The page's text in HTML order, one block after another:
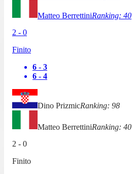
Matteo BerrettiniRanking: 40
2 - 0
Finito
6 - 3
6 - 4
Dino PrizmicRanking: 98
Matteo BerrettiniRanking: 40
2 - 0
Finito